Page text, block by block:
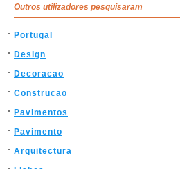
Outros utilizadores pesquisaram
Portugal
Design
Decoracao
Construcao
Pavimentos
Pavimento
Arquitectura